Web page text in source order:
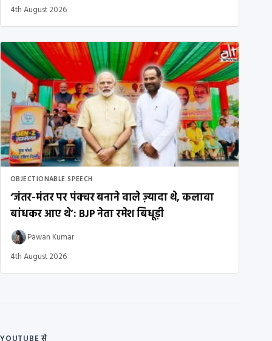
4th August 2026
OBJECTIONABLE SPEECH
‘जंतर-मंतर पर पंक्चर बनाने वाले ज़्यादा थे, कलावा
बांधकर आए थे’: BJP नेता रमेश बिधूड़ी
Pawan Kumar
4th August 2026